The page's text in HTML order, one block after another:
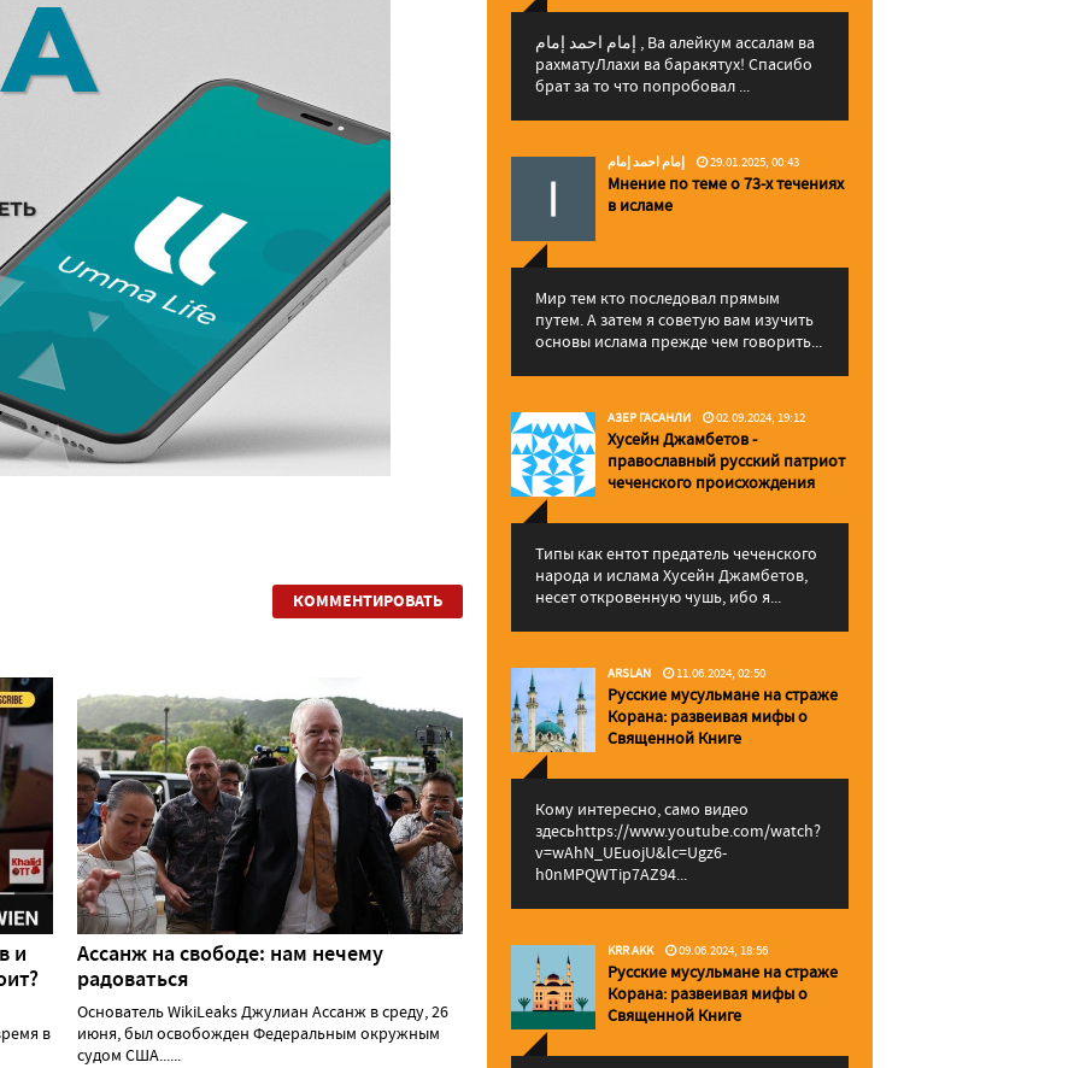
КОММЕНТИРОВАТЬ
и
в
Ассанж на свободе: нам нечему
радоваться
Основатель WikiLeaks Джулиан Ассанж в среду, 26
июня, был освобожден Федеральным окружным
судом США......
إمام احمد إمام , Ва алейкум ассалам ва
рахматуЛлахи ва баракятух! Спасибо
брат за то что попробовал ...
إمام احمد إمام 29.01.2025, 00:43
Мнение по теме о 73-х течениях
в исламе
Мир тем кто последовал прямым
путем. А затем я советую вам изучить
основы ислама прежде чем говорить...
АЗЕР ГАСАНЛИ 02.09.2024, 19:12
Хусейн Джамбетов -
православный русский патриот
чеченского происхождения
Типы как ентот предатель чеченского
народа и ислама Хусейн Джамбетов,
несет откровенную чушь, ибо я...
ARSLAN 11.06.2024, 02:50
Русские мусульмане на страже
Корана: pазвеивая мифы о
Священной Книге
Кому интересно, само видео
здесьhttps://www.youtube.com/watch?
v=wAhN_UEuojU&lc=Ugz6-
h0nMPQWTip7AZ94...
KRR AKK 09.06.2024, 18:56
Русские мусульмане на страже
Корана: pазвеивая мифы о
Священной Книге